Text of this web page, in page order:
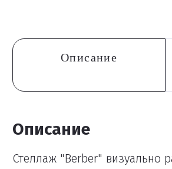
Описание
Описание
Стеллаж "Berber" визуально